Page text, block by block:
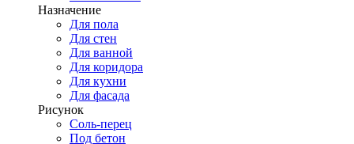
Назначение
Для пола
Для стен
Для ванной
Для коридора
Для кухни
Для фасада
Рисунок
Соль-перец
Под бетон